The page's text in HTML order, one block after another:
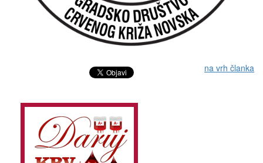
na vrh članka